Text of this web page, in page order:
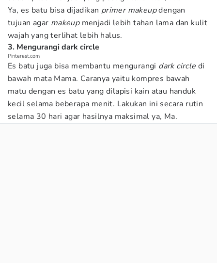
Ya, es batu bisa dijadikan primer makeupdengan
tujuan agar makeup menjadi lebih tahan lama dan kulit
wajah yang terlihat lebih halus.
3. Mengurangi dark circle
Pinterest.com
Es batu juga bisa membantu mengurangi dark circle di
bawah mata Mama. Caranya yaitu kompres bawah
matu dengan es batu yang dilapisi kain atau handuk
kecil selama beberapa menit. Lakukan ini secara rutin
selama 30 hari agar hasilnya maksimal ya, Ma.